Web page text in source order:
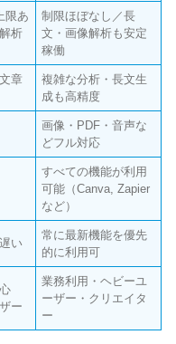
限あ
析
制限ほぼなし／長
文・画像解析も安定
稼働
章
複雑な分析・長文生
成も高精度
画像・PDF・音声な
どフル対応
すべての機能が利用
可能（Canva, Zapier
など）
い
常に最新機能を優先
的に利用可
ー
業務利用・ヘビーユ
ーザー・クリエイタ
ー